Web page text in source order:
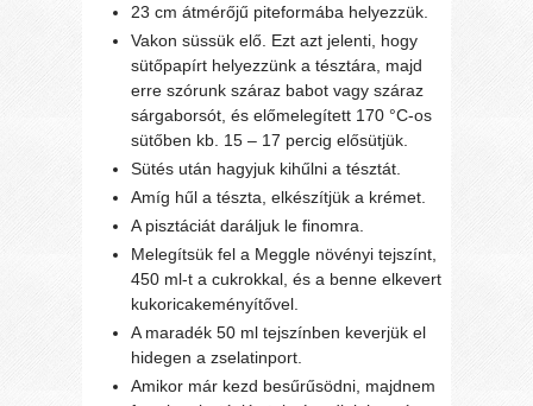
23 cm átmérőjű piteformába helyezzük.
Vakon süssük elő. Ezt azt jelenti, hogy
sütőpapírt helyezzünk a tésztára, majd
erre szórunk száraz babot vagy száraz
sárgaborsót, és előmelegített 170 °C-os
sütőben kb. 15 – 17 percig elősütjük.
Sütés után hagyjuk kihűlni a tésztát.
Amíg hűl a tészta, elkészítjük a krémet.
A pisztáciát daráljuk le finomra.
Melegítsük fel a Meggle növényi tejszínt,
450 ml-t a cukrokkal, és a benne elkevert
kukoricakeményítővel.
A maradék 50 ml tejszínben keverjük el
hidegen a zselatinport.
Amikor már kezd besűrűsödni, majdnem